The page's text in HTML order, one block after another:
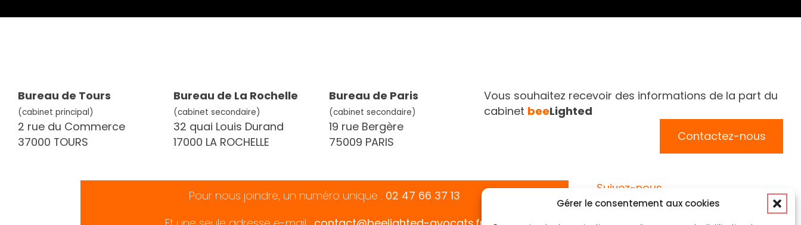
Gérer le consentement aux cookies
Bureau de Tours
(cabinet principal)
2 rue du Commerce
37000 TOURS
Bureau de La Rochelle
(cabinet secondaire)
32 quai Louis Durand
17000 LA ROCHELLE
Bureau de Paris
(cabinet secondaire)
19 rue Bergère
75009 PARIS
Vous souhaitez recevoir des informations de la part du
cabinet beeLighted
Contactez-nous
Pour nous joindre, un numéro unique : 02 47 66 37 13
Suivez-nous